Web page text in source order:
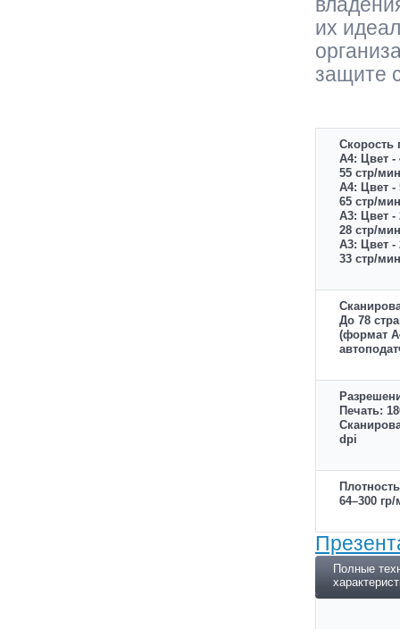
их
защите
Скорость
А4: Цвет -
55 стр/
А4: Цвет -
65 стр/
А3: Цвет -
28 стр/
А3: Цвет -
33 стр/
До 78
(формат
Печать:
dpi
64–300 гр/
Полные